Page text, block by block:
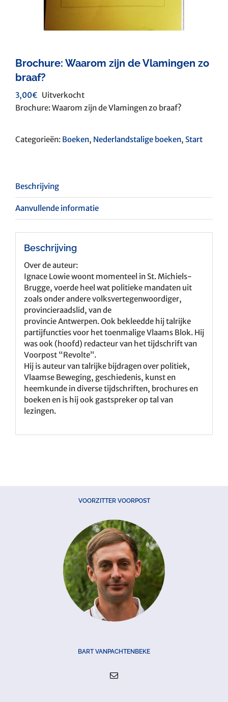
Brochure: Waarom zijn de Vlamingen zo
braaf?
3,00€ Uitverkocht
Brochure: Waarom zijn de Vlamingen zo braaf?
Categorieën: Boeken, Nederlandstalige boeken, Start
Beschrijving
Aanvullende informatie
Beschrijving
Over de auteur:
Ignace Lowie woont momenteel in St. Michiels-
Brugge, voerde heel wat politieke mandaten uit
zoals onder andere volksvertegenwoordiger,
provincieraadslid, van de
provincie Antwerpen. Ook bekleedde hij talrijke
partijfuncties voor het toenmalige Vlaams Blok. Hij
was ook (hoofd) redacteur van het tijdschrift van
Voorpost “Revolte”.
Hij is auteur van talrijke bijdragen over politiek,
Vlaamse Beweging, geschiedenis, kunst en
heemkunde in diverse tijdschriften, brochures en
boeken en is hij ook gastspreker op tal van
lezingen.
VOORZITTER VOORPOST
BART VANPACHTENBEKE